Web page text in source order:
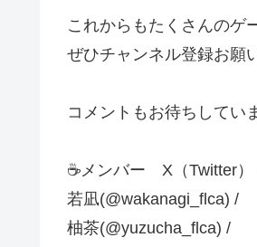
これからもたくさんのゲ
ぜひチャンネル登録お願
コメントもお待ちしてい
☕メンバー X（Twitter）
若凪(@wakanagi_flca) /
柚茶(@yuzucha_flca) /